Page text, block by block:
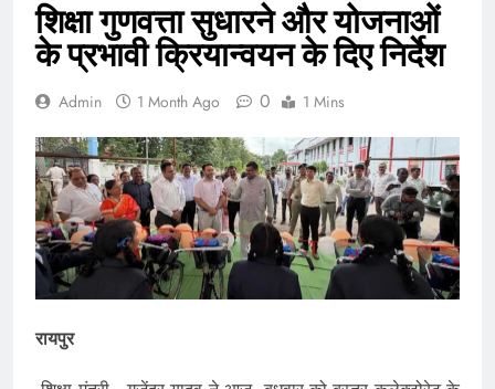
शिक्षा गुणवत्ता सुधारने और योजनाओं
के प्रभावी क्रियान्वयन के दिए निर्देश
Admin 1 Month Ago 0 1 Mins
रायपुर